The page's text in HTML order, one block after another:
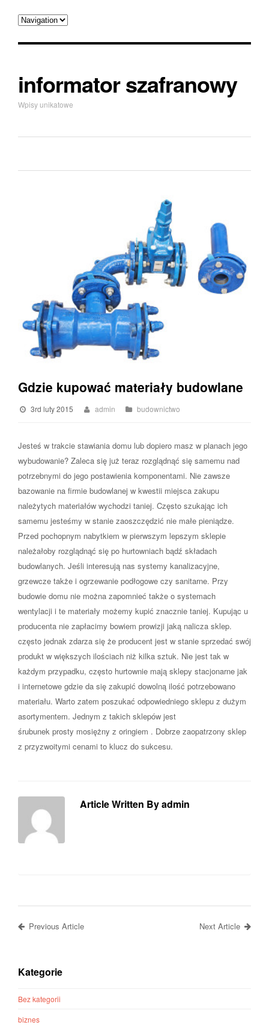
informator szafranowy
Wpisy unikatowe
Gdzie kupować materiały budowlane
3rd luty 2015 admin budownictwo
Jesteś w trakcie stawiania domu lub dopiero masz w planach jego
wybudowanie? Zaleca się już teraz rozglądnąć się samemu nad
potrzebnymi do jego postawienia komponentami. Nie zawsze
bazowanie na firmie budowlanej w kwestii miejsca zakupu
należytych materiałów wychodzi taniej. Często szukając ich
samemu jesteśmy w stanie zaoszczędzić nie małe pieniądze.
Przed pochopnym nabytkiem w pierwszym lepszym sklepie
należałoby rozglądnąć się po hurtowniach bądź składach
budowlanych. Jeśli interesują nas systemy kanalizacyjne,
grzewcze także i ogrzewanie podłogowe czy sanitarne. Przy
budowie domu nie można zapomnieć także o systemach
wentylacji i te materiały możemy kupić znacznie taniej. Kupując u
producenta nie zapłacimy bowiem prowizji jaką nalicza sklep.
często jednak zdarza się że producent jest w stanie sprzedać swój
produkt w większych ilościach niż kilka sztuk. Nie jest tak w
każdym przypadku, często hurtownie mają sklepy stacjonarne jak
i internetowe gdzie da się zakupić dowolną ilość potrzebowano
materiału. Warto zatem poszukać odpowiedniego sklepu z dużym
asortymentem. Jednym z takich sklepów jest
śrubunek prosty mosiężny z oringiem . Dobrze zaopatrzony sklep
z przyzwoitymi cenami to klucz do sukcesu.
Article Written By admin
Previous Article Next Article
Kategorie
Bez kategorii
biznes